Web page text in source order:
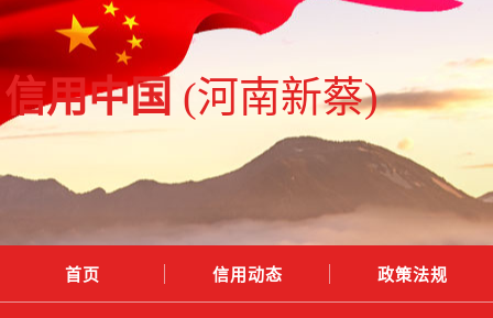
信用中国 (河南新蔡)
首页 信用动态 政策法规